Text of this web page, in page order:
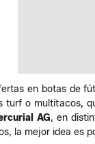
en botas de
turf o multitacos,
AG, en
la mejor idea es